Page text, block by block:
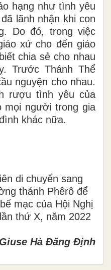
hạng như tình yêu
lãnh nhận khi con
Do đó, trong việc
xứ cho đến giáo
chia sẻ cho nhau
Trước Thánh Thể
nguyện cho nhau.
rượu tình yêu của
mọi người trong gia
khác nữa.
di chuyển sang
thánh Phêrô để
mạc của Hội Nghị
thứ X, năm 2022
Hà Đăng Định